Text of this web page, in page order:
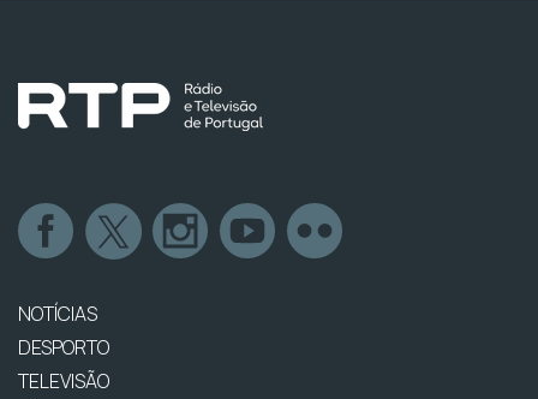
NOTÍCIAS
DESPORTO
TELEVISÃO